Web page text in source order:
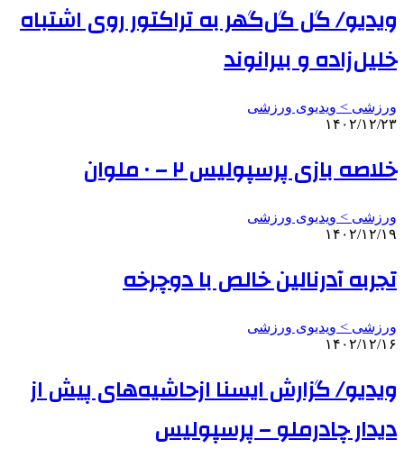
ویدیو/ گل گل‌گهر به تراکتور روی اشتباه
خلیل‌زاده و بیرانوند
ورزشی > ویدیوی ورزشی
۱۴۰۲/۱۲/۲۳
خلاصه بازی پرسپولیس ۲ – ۰ ملوان
ورزشی > ویدیوی ورزشی
۱۴۰۲/۱۲/۱۹
تجربه آدرنالین خالص با دوچرخه
ورزشی > ویدیوی ورزشی
۱۴۰۲/۱۲/۱۶
ویدیو/ گزارش ایسنا ازحاشیه‌های پیش از
دیدار چادرملو – پرسپولیس